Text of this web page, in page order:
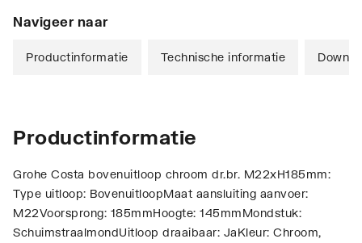
Navigeer naar
Productinformatie Technische informatie
Productinformatie
Grohe Costa bovenuitloop chroom dr.br. M22xH185mm:
Type uitloop: BovenuitloopMaat aansluiting aanvoer:
M22Voorsprong: 185mmHoogte: 145mmMondstuk:
SchuimstraalmondUitloop draaibaar: JaKleur: Chroom,